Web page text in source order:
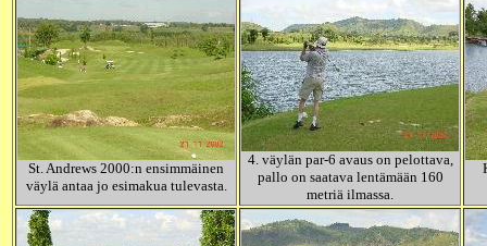
St. Andrews 2000:n ensimmäinen
väylä antaa jo esimakua tulevasta.
4. väylän par-6 avaus on pelottava,
pallo on saatava lentämään 160
metriä ilmassa.